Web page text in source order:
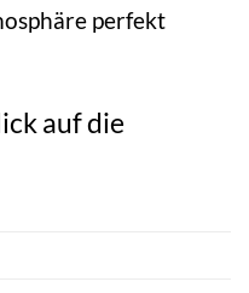
perfekt
auf die